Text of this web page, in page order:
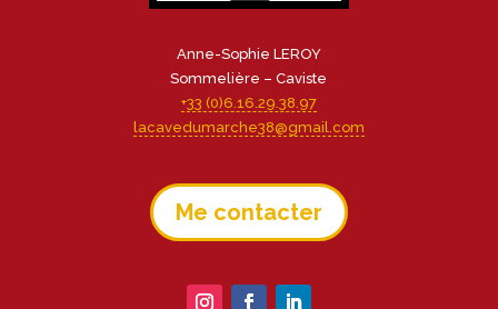
Anne-Sophie LEROY
Sommelière – Caviste
+33 (0)6.16.29.38.97
lacavedumarche38@gmail.com
Me contacter